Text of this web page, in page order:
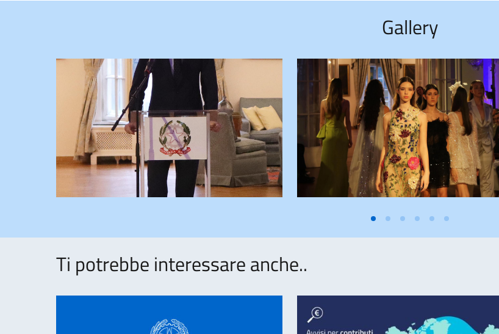
Gallery
Ti potrebbe interessare anche..